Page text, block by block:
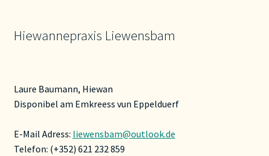
Hiewannepraxis Liewensbam
Laure Baumann, Hiewan
Disponibel am Emkreess vun Eppelduerf
E-Mail Adress: liewensbam@outlook.de
Telefon: (+352) 621 232 859